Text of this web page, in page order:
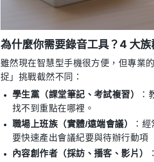
為什麼你需要錄音工具？4 大
雖然現在智慧型手機很方便，但專業
捉」挑戰截然不同：
學生黨（課堂筆記、考試複習）
：
找不到重點在哪裡。
職場上班族（實體/遠端會議）
：
要快速產出會議紀要與待辦行動項
內容創作者（採訪、播客、影片）